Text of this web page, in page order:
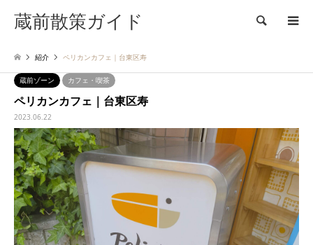
蔵前散策ガイド 検索
紹介 ペリカンカフェ｜台東区寿
蔵前ゾーン カフェ・喫茶
ペリカンカフェ｜台東区寿
2023.06.22